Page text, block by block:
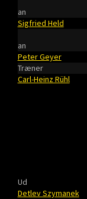
an
Sigfried Held
an
Peter Geyer
Træner
Carl-Heinz Rühl
Ud
Detlev Szymanek